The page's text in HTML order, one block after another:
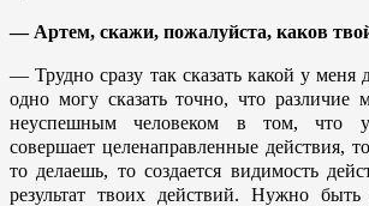
— Артем, скажи, пожалуйста, каков
— Трудно сразу так сказать какой у
одно могу сказать точно, что
неуспешным человеком в том, что
совершает целенаправленные действия,
то делаешь, то создается видимость
результат твоих действий. Нужно быть